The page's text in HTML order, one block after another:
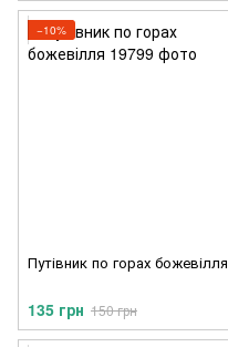
−10%
Путівник по горах божевілля
135 грн 150 грн